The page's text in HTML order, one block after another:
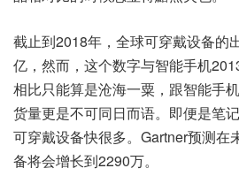
截止到2018年，全球可穿戴设备的
亿，然而，这个数字与智能手机
相比只能算是沧海一粟，跟智能手
货量更是不可同日而语。即便是笔
可穿戴设备快很多。Gartner预测在
备将会增长到2290万。